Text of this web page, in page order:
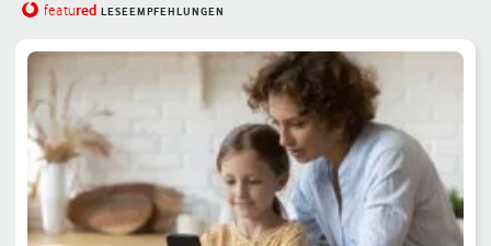
featured LESEEMPFEHLUNGEN